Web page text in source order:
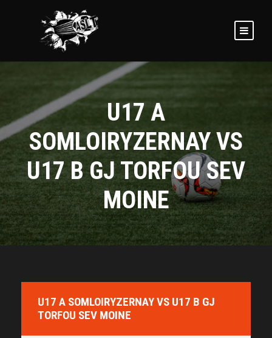
U17 A
SOMLOIRYZERNAY VS
U17 B GJ TORFOU SEV
MOINE
U17 A SOMLOIRYZERNAY VS U17 B GJ
TORFOU SEV MOINE